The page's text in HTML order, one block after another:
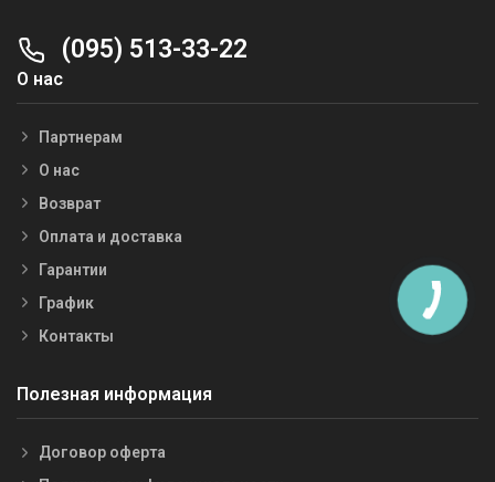
(095) 513-33-22
О нас
Партнерам
О нас
Возврат
Оплата и доставка
Гарантии
График
Контакты
Полезная информация
Договор оферта